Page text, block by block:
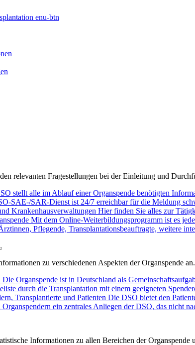
enu-btn
relevanten Fragestellungen bei der Einleitung und
stellt alle im Ablauf einer Organspende benötigten
SAE-/SAR-Dienst ist 24/7 erreichbar für die Meldung
Krankenhausverwaltungen Hier finden Sie alles zur
Mit dem Online-Weiterbildungsprogramm ist es
Pflegende, Transplantationsbeauftragte, weitere
zu verschiedenen Aspekten der Organspende an.
Die Organspende ist in Deutschland als
durch die Transplantation mit einem geeigneten
Transplantierte und Patienten Die DSO bietet den
ein zentrales Anliegen der DSO, das nicht
Informationen zu allen Bereichen der Organspende